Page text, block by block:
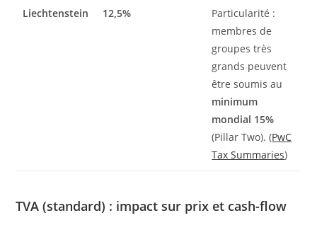
Liechtenstein 12,5%
Particularité :
membres de
groupes très
grands peuvent
être soumis au
minimum
mondial 15%
(Pillar Two). (PwC
Tax Summaries)
TVA (standard) : impact sur prix et cash-flow